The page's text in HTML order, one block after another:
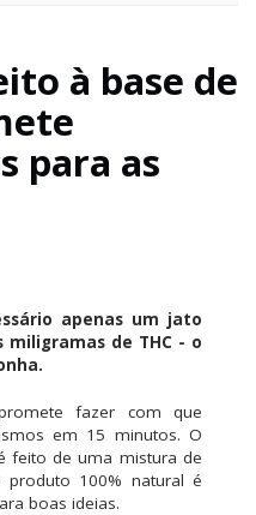
à base de
para as
apenas um jato
de THC - o
fazer com que
em 15 minutos. O
feito de uma mistura de
100% natural é
boas ideias.